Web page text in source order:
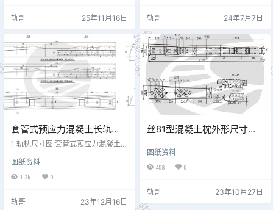
轨哥 25年11月16日
570-WLR-1/H-GB/T5223: 3.箍筋
采用6mm的光圆钢筋时，其性能应
符合GB1499.1的规定:采用6mm低碳
冷拔钢丝时，其性能应符合YB/T5…
轨哥 24年7月7日
套管式预应力混凝土长轨枕
外形尺寸图 专线9403
1 轨枕尺寸图 套管式预应力混凝土
0轨底坡的图号为专线9403-Ⅰ，不
带轨底坡的图号为专线9403-Ⅱ。 2
轨枕技术要求 1.一般地段采用带1:4
(图号：专线9403-Ⅰ)，道岔间不足5
图纸资料
1.2k 0
轨哥 23年12月16日
丝81型混凝土枕外形尺寸图
图纸资料
458 0
轨哥 23年10月27日